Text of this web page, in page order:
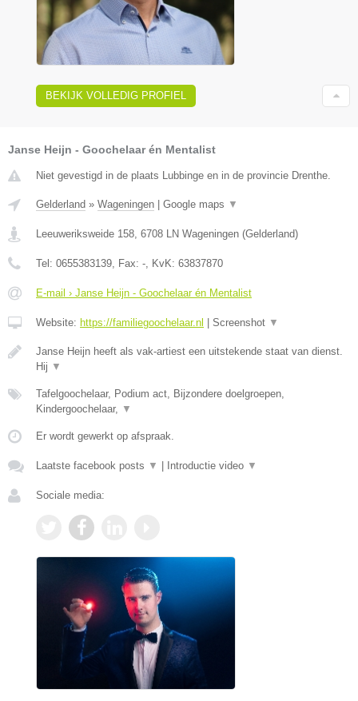
BEKIJK VOLLEDIG PROFIEL
Janse Heijn - Goochelaar én Mentalist
Niet gevestigd in de plaats Lubbinge en in de provincie Drenthe.
Gelderland » Wageningen Google maps ▼
Leeuweriksweide 158, 6708 LN Wageningen (Gelderland)
Tel: 0655383139, Fax: -, KvK: 63837870
E-mail › Janse Heijn - Goochelaar én Mentalist
Website: https://familiegoochelaar.nl Screenshot ▼
Janse Heijn heeft als vak-artiest een uitstekende staat van dienst.
Hij ▼
Tafelgoochelaar, Podium act, Bijzondere doelgroepen,
Kindergoochelaar, ▼
Er wordt gewerkt op afspraak.
Laatste facebook posts ▼ Introductie video ▼
Sociale media: